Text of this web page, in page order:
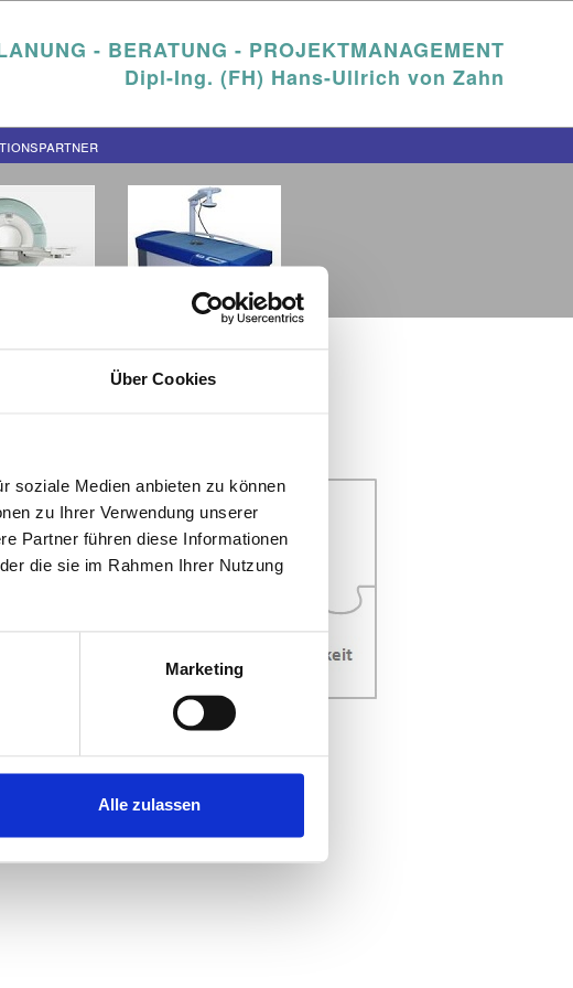
Über Cookies
soziale Medien anbieten zu können
zu Ihrer Verwendung unserer
Partner führen diese Informationen
die sie im Rahmen Ihrer Nutzung
Marketing
Alle zulassen
- BERATUNG - PROJEKTMANAGEMENT
Dipl-Ing. (FH) Hans-Ullrich von Zahn